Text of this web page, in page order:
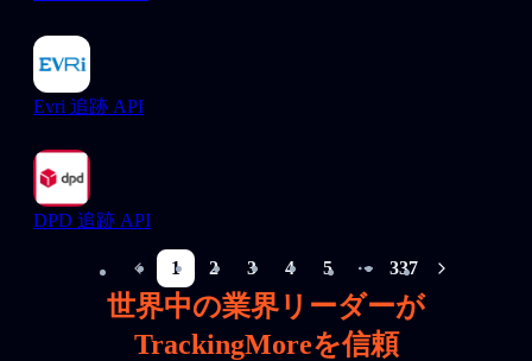
Evri 追跡 API
DPD 追跡 API
1 2 3 4 5
More pages
337
世界中の業界リーダーが
TrackingMoreを信頼